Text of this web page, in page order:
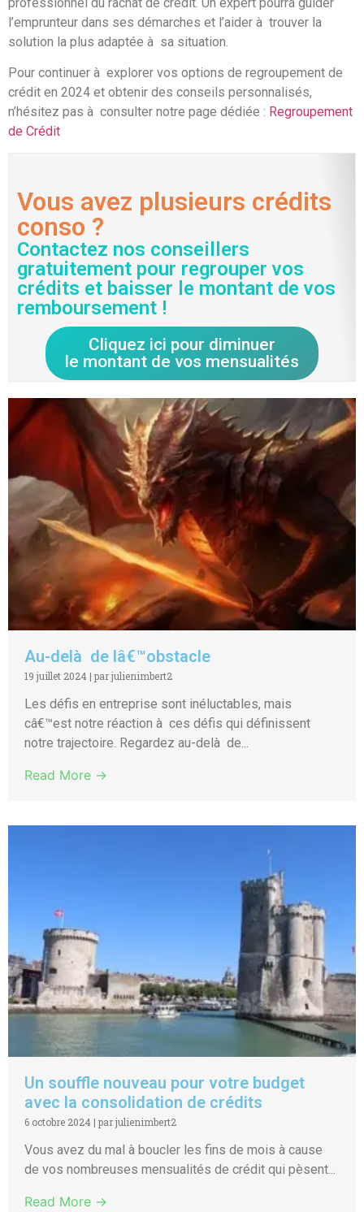
l’emprunteur dans ses démarches et l’aider à trouver la
solution la plus adaptée à sa situation.
Pour continuer à explorer vos options de regroupement de
crédit en 2024 et obtenir des conseils personnalisés,
n’hésitez pas à consulter notre page dédiée : Regroupement
de Crédit
Vous avez plusieurs crédits
conso ?
Contactez nos conseillers
gratuitement pour regrouper vos
crédits et baisser le montant de vos
remboursement !
Cliquez ici pour diminuer
le montant de vos mensualités
Au-delà de lâ€™obstacle
19 juillet 2024 | par julienimbert2
Les défis en entreprise sont inéluctables, mais
câ€™est notre réaction à ces défis qui définissent
notre trajectoire. Regardez au-delà de...
Read More →
Un souffle nouveau pour votre budget
avec la consolidation de crédits
6 octobre 2024 | par julienimbert2
Vous avez du mal à boucler les fins de mois à cause
de vos nombreuses mensualités de crédit qui pèsent...
Read More →